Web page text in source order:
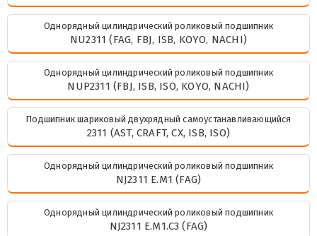
Однорядный цилиндрический роликовый подшипник
NU2311 (FAG, FBJ, ISB, KOYO, NACHI)
Однорядный цилиндрический роликовый подшипник
NUP2311 (FBJ, ISB, ISO, KOYO, NACHI)
Подшипник шариковый двухрядный самоустанавливающийся
2311 (AST, CRAFT, CX, ISB, ISO)
Однорядный цилиндрический роликовый подшипник
NJ2311 E.M1 (FAG)
Однорядный цилиндрический роликовый подшипник
NJ2311 E.M1.C3 (FAG)